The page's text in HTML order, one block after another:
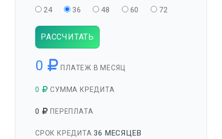
24 36 48 60 72
РАССЧИТАТЬ
0 ПЛАТЕЖ В МЕСЯЦ
0 СУММА КРЕДИТА
0 ПЕРЕПЛАТА
СРОК КРЕДИТА36 МЕСЯЦЕВ